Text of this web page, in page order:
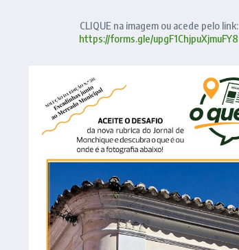
CLIQUE na imagem ou acede pelo link:
https://forms.gle/upgF1ChjpuXjmuFY8